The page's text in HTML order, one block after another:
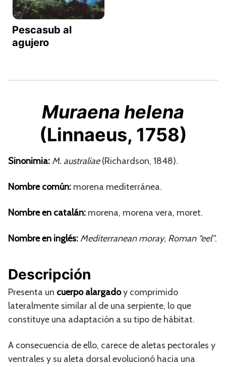
Pescasub al
agujero
Muraena helena
(Linnaeus, 1758)
Sinonimia: M. australiae(Richardson, 1848).
Nombre común: morena mediterránea.
Nombre en catalán: morena, morena vera, moret.
Nombre en inglés: Mediterranean moray, Roman “eel”.
Descripción
Presenta un cuerpo alargadoy comprimido
lateralmente similar al de una serpiente, lo que
constituye una adaptación a su tipo de hábitat.
A consecuencia de ello, carece de aletas pectorales y
ventrales y su aleta dorsal evolucionó hacia una